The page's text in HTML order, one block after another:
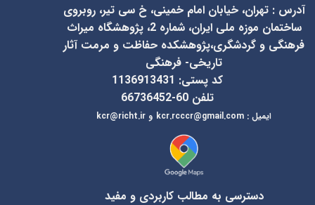
آدرس : تهران، خیابان امام خمینی، خ سی تیر، روبروی
ساختمان موزه ملی ایران، شماره 2، پژوهشگاه میراث
فرهنگی و گردشگری،پژوهشکده حفاظت و مرمت آثار
تاریخی- فرهنگی
کد پستی: 1136913431
تلفن 60-66736452
ایمیل:
kcr@richt.ir و kcr.rcccr@gmail.com
دسترسی به مطالب کاربردی و مفید